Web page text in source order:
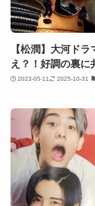
【松潤】大河ド
え？！好調の裏に
2023-05-11 2025-10-31